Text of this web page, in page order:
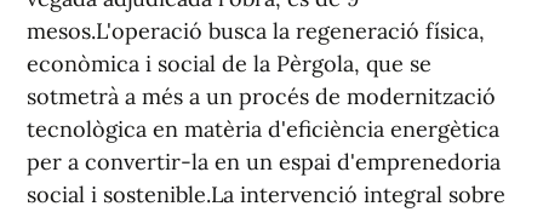
mesos.L'operació busca la regeneració física,
econòmica i social de la Pèrgola, que se
sotmetrà a més a un procés de modernització
tecnològica en matèria d'eficiència energètica
per a convertir-la en un espai d'emprenedoria
social i sostenible.La intervenció integral sobre